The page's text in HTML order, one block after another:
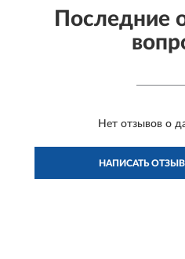
Последние
Нет отзывов о
НАПИСАТЬ